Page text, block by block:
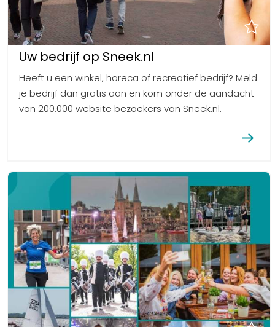
Uw bedrijf op Sneek.nl
Heeft u een winkel, horeca of recreatief bedrijf? Meld
je bedrijf dan gratis aan en kom onder de aandacht
van 200.000 website bezoekers van Sneek.nl.